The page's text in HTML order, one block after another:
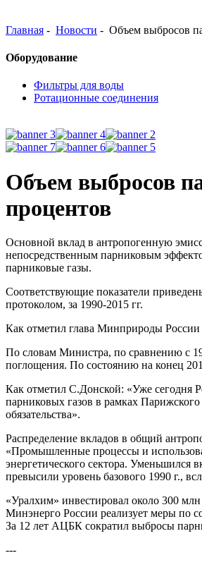
Главная - Новости - Объем выбросов
Оборудование
Фильтры для воды
Ротационные соединения
Объем выбросов
процентов
Основной вклад в антропогенную
непосредственным парниковым
парниковые газы.
Соответствующие показатели
протоколом, за 1990-2015 гг.
Как отметил глава Минприроды
По словам Министра, по сравнению с
поглощения. По состоянию на конец
Как отметил С.Донской: «Уже сегодня
парниковых газов в рамках
обязательства».
Распределение вкладов в общий
«Промышленные процессы и
энергетического сектора. Уменьшился
превысили уровень базового 1990 г.,
«Уралхим» инвестировал около 300
Минэнерго России реализует меры по
За 12 лет АЦБК сократил выбросы
---